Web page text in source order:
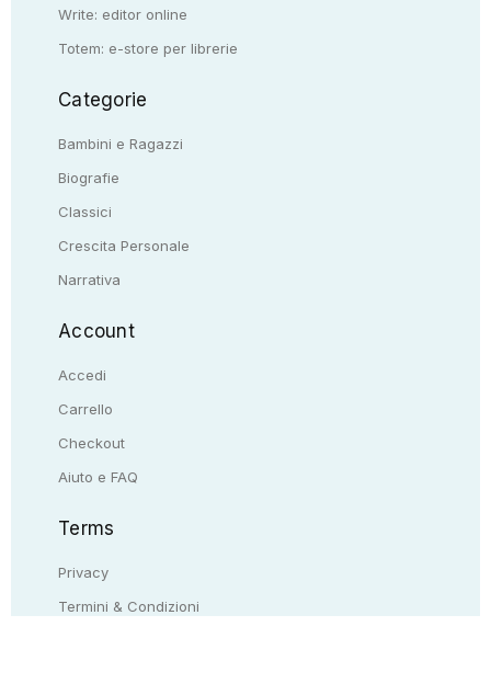
Write: editor online
Totem: e-store per librerie
Categorie
Bambini e Ragazzi
Biografie
Classici
Crescita Personale
Narrativa
Account
Accedi
Carrello
Checkout
Aiuto e FAQ
Terms
Privacy
Termini & Condizioni